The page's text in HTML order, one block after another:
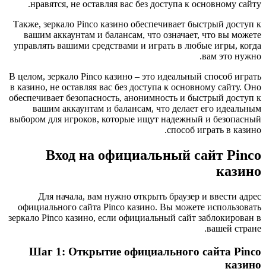
нравятся, не оставляя вас без доступа к основному сайту.
Также, зеркало Pinco казино обеспечивает быстрый доступ к
вашим аккаунтам и балансам, что означает, что вы можете
управлять вашими средствами и играть в любые игры, когда
вам это нужно.
В целом, зеркало Pinco казино – это идеальный способ играть
в казино, не оставляя вас без доступа к основному сайту. Оно
обеспечивает безопасность, анонимность и быстрый доступ к
вашим аккаунтам и балансам, что делает его идеальным
выбором для игроков, которые ищут надежный и безопасный
способ играть в казино.
Вход на официальный сайт Pinco
казино
Для начала, вам нужно открыть браузер и ввести адрес
официального сайта Pinco казино. Вы можете использовать
зеркало Pinco казино, если официальный сайт заблокирован в
вашей стране.
Шаг 1: Открытие официального сайта Pinco
казино